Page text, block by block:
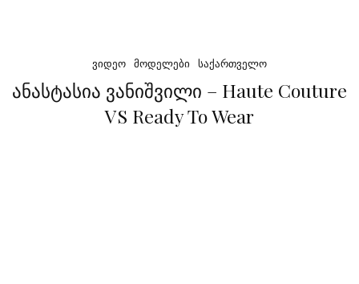
ᲕᲘᲓᲔᲝ ᲛᲝᲓᲔᲚᲔᲑᲘ ᲡᲐᲥᲐᲠᲗᲕᲔᲚᲝ
ანასტასია ვანიშვილი – Haute Couture
VS Ready To Wear